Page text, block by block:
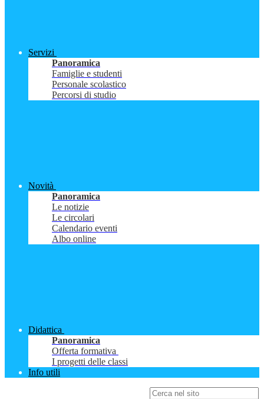
Servizi
Panoramica
Famiglie e studenti
Personale scolastico
Percorsi di studio
Novità
Panoramica
Le notizie
Le circolari
Calendario eventi
Albo online
Didattica
Panoramica
Offerta formativa
I progetti delle classi
Info utili